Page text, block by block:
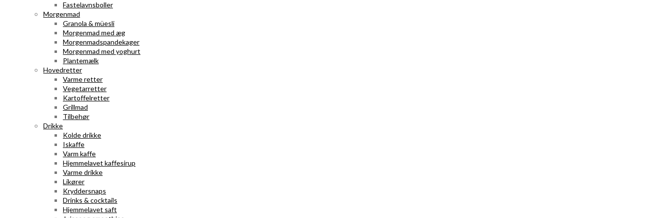
Fastelavnsboller
Morgenmad
Granola & müesli
Morgenmad med æg
Morgenmadspandekager
Morgenmad med yoghurt
Plantemælk
Hovedretter
Varme retter
Vegetarretter
Kartoffelretter
Grillmad
Tilbehør
Drikke
Kolde drikke
Iskaffe
Varm kaffe
Hjemmelavet kaffesirup
Varme drikke
Likører
Kryddersnaps
Drinks & cocktails
Hjemmelavet saft